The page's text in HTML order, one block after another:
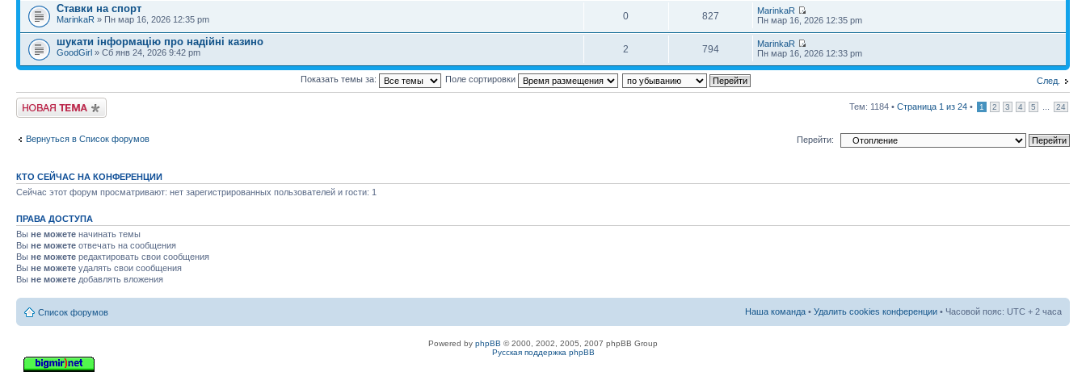
Ставки на спорт
MarinkaR » Пн мар 16, 2026 12:35 pm 0 827
MarinkaR
Пн мар 16, 2026 12:35 pm
шукати інформацію про надійні казино
GoodGirl » Сб янв 24, 2026 9:42 pm 2 794
MarinkaR
Пн мар 16, 2026 12:33 pm
След.
Показать темы за: Поле сортировки
Новая тема Тем: 1184 • Страница 1 из 24 • 1 2 3 4 5 24
Вернуться в Список форумов Перейти:
КТО СЕЙЧАС НА КОНФЕРЕНЦИИ
Сейчас этот форум просматривают: нет зарегистрированных пользователей и гости: 1
ПРАВА ДОСТУПА
Вы не можете начинать темы
Вы не можете отвечать на сообщения
Вы не можете редактировать свои сообщения
Вы не можете удалять свои сообщения
Вы не можете добавлять вложения
Список форумов Наша команда • Удалить cookies конференции • Часовой пояс: UTC + 2 часа
Powered by phpBB © 2000, 2002, 2005, 2007 phpBB Group
Русская поддержка phpBB